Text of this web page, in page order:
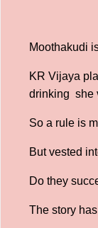
Moothakudi
KR Vijaya
drinking she
So a rule is
But vested
Do they
The story